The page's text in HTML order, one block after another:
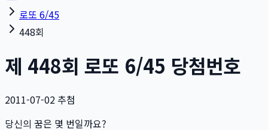
로또 6/45
448회
제 448회 로또 6/45 당첨번호
2011-07-02 추첨
당신의 꿈은 몇 번일까요?